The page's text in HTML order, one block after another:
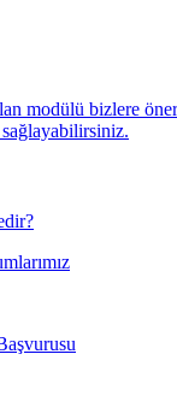
modülü bizlere